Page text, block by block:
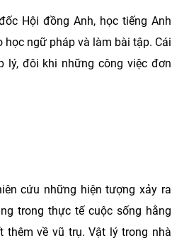
Hội đồng Anh, học tiếng Anh
ngữ pháp và làm bài tập. Cái
lý, đôi khi những công việc đơn
cứu những hiện tượng xảy ra
trong thực tế cuộc sống hằng
thêm về vũ trụ. Vật lý trong nhà